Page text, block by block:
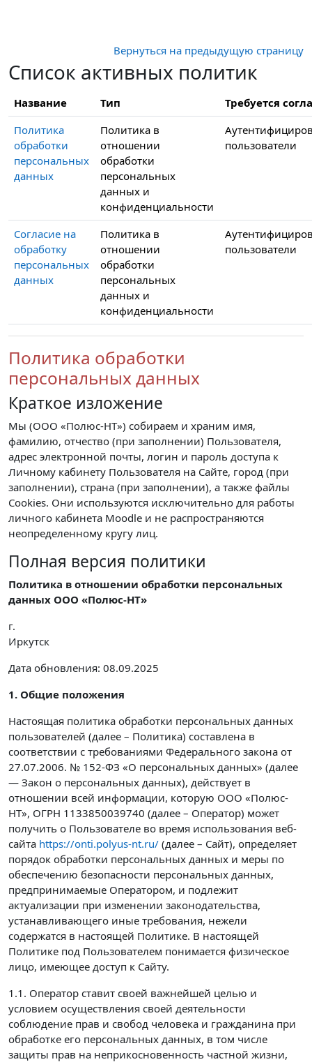
Вернуться на предыдущую страницу
Список активных политик
Название Тип
Требуется
Политика
обработки
персональных
данных
Политика в
отношении
обработки
персональных
данных и
конфиденциальности
пользователи
Согласие на
обработку
персональных
данных
Политика в
отношении
обработки
персональных
данных и
конфиденциальности
пользователи
Политика обработки
персональных данных
Краткое изложение
Мы (ООО «Полюс-НТ») собираем и храним имя,
фамилию, отчество (при заполнении) Пользователя,
адрес электронной почты, логин и пароль доступа к
Личному кабинету Пользователя на Сайте, город (при
заполнении), страна (при заполнении), а также файлы
Cookies. Они используются исключительно для работы
личного кабинета Moodle и не распространяются
неопределенному кругу лиц.
Полная версия политики
Политика в отношении обработки персональных
данных ООО «Полюс-НТ»
г.
Иркутск
Дата обновления: 08.09.2025
1. Общие положения
Настоящая политика обработки персональных данных
пользователей (далее – Политика) составлена в
соответствии с требованиями Федерального закона от
27.07.2006. № 152-ФЗ «О персональных данных» (далее
— Закон о персональных данных), действует в
отношении всей информации, которую ООО «Полюс-
НТ», ОГРН 1133850039740 (далее – Оператор) может
получить о Пользователе во время использования веб-
сайта https://onti.polyus-nt.ru/ (далее – Сайт), определяет
порядок обработки персональных данных и меры по
обеспечению безопасности персональных данных,
предпринимаемые Оператором, и подлежит
актуализации при изменении законодательства,
устанавливающего иные требования, нежели
содержатся в настоящей Политике. В настоящей
Политике под Пользователем понимается физическое
лицо, имеющее доступ к Сайту.
1.1. Оператор ставит своей важнейшей целью и
условием осуществления своей деятельности
соблюдение прав и свобод человека и гражданина при
обработке его персональных данных, в том числе
защиты прав на неприкосновенность частной жизни,